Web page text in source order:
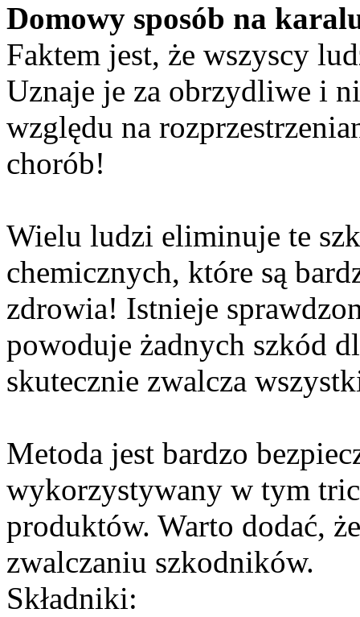
Domowy sposób na
Faktem jest, że wszyscy
Uznaje je za obrzydliwe i
względu na
chorób!
Wielu ludzi eliminuje te
chemicznych, które są
zdrowia! Istnieje
powoduje żadnych szkód
skutecznie zwalcza
Metoda jest bardzo
wykorzystywany w tym
produktów. Warto dodać,
zwalczaniu szkodników.
Składniki: